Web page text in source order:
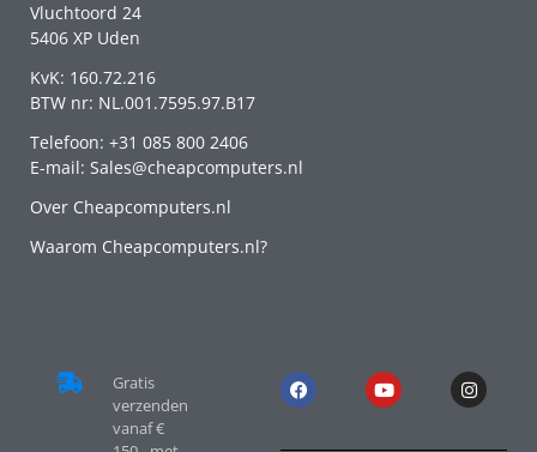
Vluchtoord 24
5406 XP Uden
KvK: 160.72.216
BTW nr: NL.001.7595.97.B17
Telefoon: +31 085 800 2406
E-mail: Sales@cheapcomputers.nl
Over Cheapcomputers.nl
Waarom Cheapcomputers.nl?
Gratis
verzenden
vanaf €